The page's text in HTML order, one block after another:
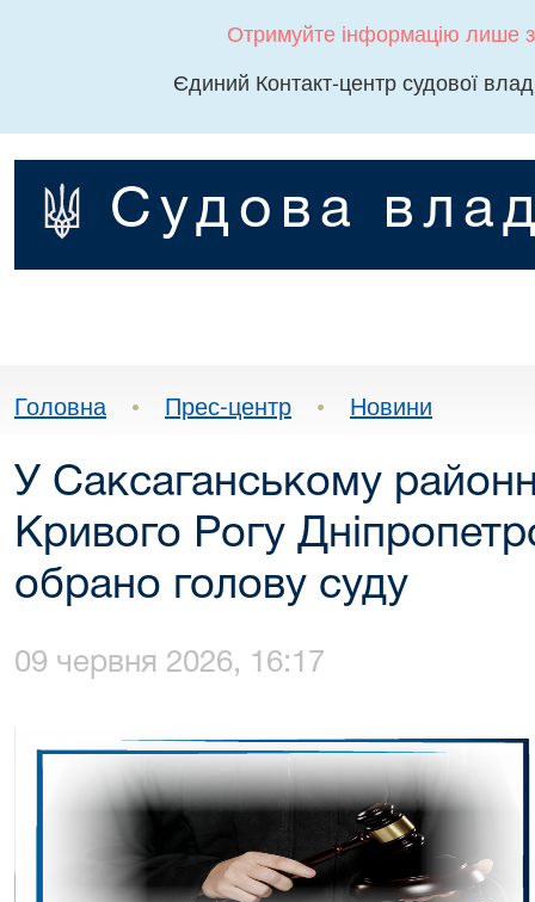
Отримуйте інформацію лише
Єдиний Контакт-центр судової
Судова
Головна • Прес-центр • Новини
У Саксаганському
Кривого Рогу
обрано голову суду
09 червня 2026, 16:17